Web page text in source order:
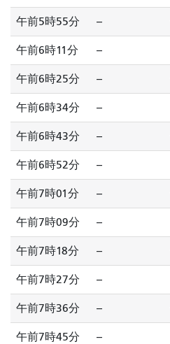
午前5時55分 --
午前6時11分 --
午前6時25分 --
午前6時34分 --
午前6時43分 --
午前6時52分 --
午前7時01分 --
午前7時09分 --
午前7時18分 --
午前7時27分 --
午前7時36分 --
午前7時45分 --